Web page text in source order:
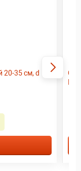
20-35 см, d